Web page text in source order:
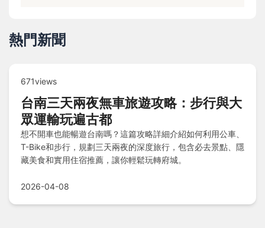
熱門新聞
671views
台南三天兩夜無車旅遊攻略：步行與大
眾運輸玩遍古都
想不開車也能暢遊台南嗎？這篇攻略詳細介紹如何利用公車、
T-Bike和步行，規劃三天兩夜的深度旅行，包含必去景點、隱
藏美食和實用住宿推薦，讓你輕鬆玩轉府城。
2026-04-08